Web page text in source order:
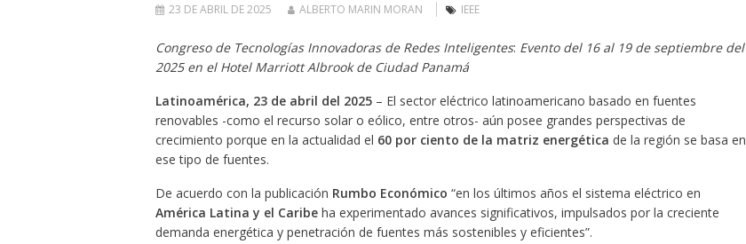
23 DE ABRIL DE 2025 ALBERTO MARIN MORAN IEEE
Congreso de Tecnologías Innovadoras de Redes Inteligentes: Evento del 16 al 19 de septiembre del
2025 en el Hotel Marriott Albrook de Ciudad Panamá
Latinoamérica, 23 de abril del 2025– El sector eléctrico latinoamericano basado en fuentes
renovables -como el recurso solar o eólico, entre otros- aún posee grandes perspectivas de
crecimiento porque en la actualidad el 60 por ciento de la matriz energética de la región se basa en
ese tipo de fuentes.
De acuerdo con la publicación Rumbo Económico “en los últimos años el sistema eléctrico en
América Latina y el Caribeha experimentado avances significativos, impulsados por la creciente
demanda energética y penetración de fuentes más sostenibles y eficientes”.